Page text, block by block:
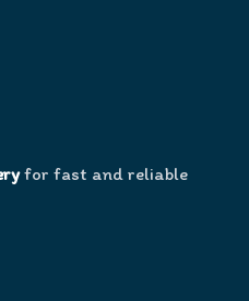
for fast and reliable